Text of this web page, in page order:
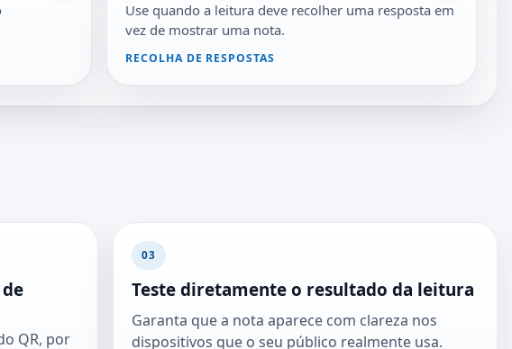
Use quando a leitura deve recolher uma resposta em
vez de mostrar uma nota.
RECOLHA DE RESPOSTAS
QR, por
03
Teste diretamente o resultado da leitura
Garanta que a nota aparece com clareza nos
dispositivos que o seu público realmente usa.